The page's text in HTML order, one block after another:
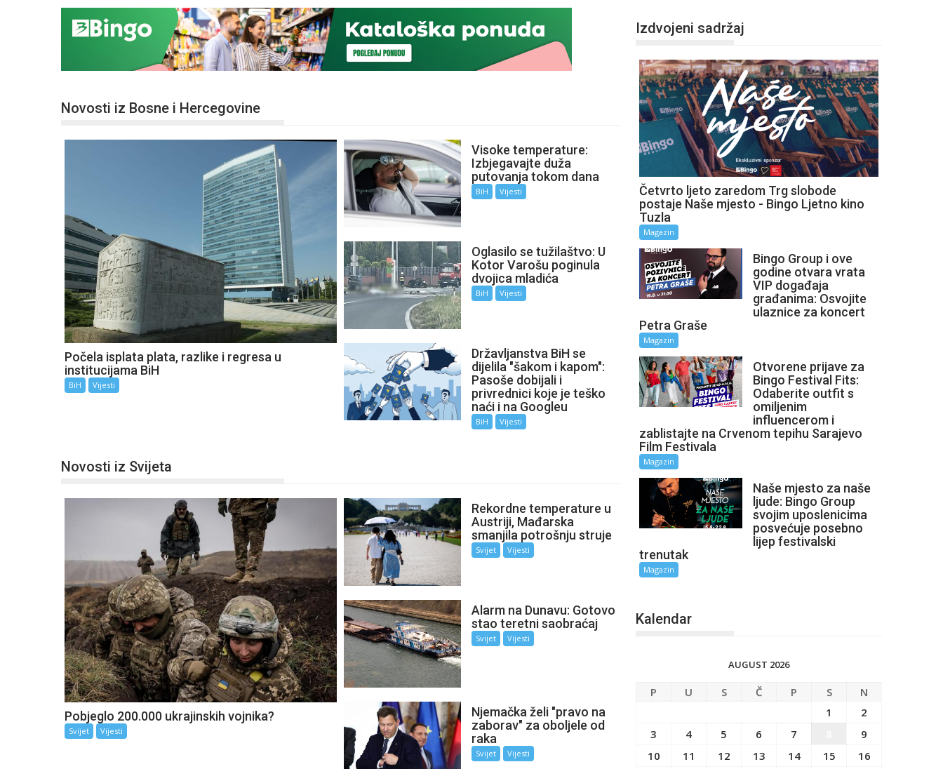
Novosti iz Bosne i Hercegovine
Počela isplata plata, razlike i regresa u
institucijama BiH
BiH Vijesti
Visoke temperature:
Izbjegavajte duža
putovanja tokom dana
BiH Vijesti
Oglasilo se tužilaštvo: U
Kotor Varošu poginula
dvojica mladića
BiH Vijesti
Državljanstva BiH se
dijelila "šakom i kapom":
Pasoše dobijali i
privrednici koje je teško
naći i na Googleu
BiH Vijesti
Novosti iz Svijeta
Pobjeglo 200.000 ukrajinskih vojnika?
Svijet Vijesti
Rekordne temperature u
Austriji, Mađarska
smanjila potrošnju struje
Svijet Vijesti
Alarm na Dunavu: Gotovo
stao teretni saobraćaj
Svijet Vijesti
Njemačka želi "pravo na
zaborav" za oboljele od
raka
Svijet Vijesti
Izdvojeni sadržaj
Četvrto ljeto zaredom Trg slobode
postaje Naše mjesto - Bingo Ljetno kino
Tuzla
Magazin
Bingo Group i ove
godine otvara vrata
VIP događaja
građanima: Osvojite
ulaznice za koncert
Petra Graše
Magazin
Otvorene prijave za
Bingo Festival Fits:
Odaberite outfit s
omiljenim
influencerom i
zablistajte na Crvenom tepihu Sarajevo
Film Festivala
Magazin
Naše mjesto za naše
ljude: Bingo Group
svojim uposlenicima
posvećuje posebno
lijep festivalski
trenutak
Magazin
Kalendar
AUGUST 2026
P U S Č P S
N
1
2
3
4 5 6 7
9
10
11 12 13 14 15
16